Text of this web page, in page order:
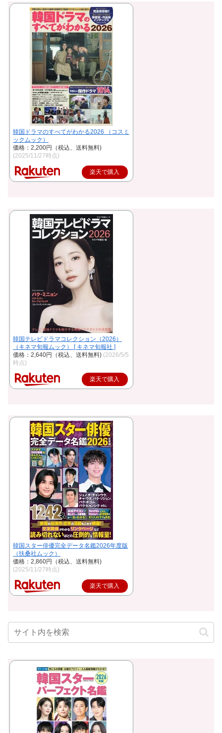
韓国ドラマのすべてがわかる2026 （コスミ
ックムック）
価格：2,200円（税込、送料無料)
(2025/11/27時点)
楽天で購入
韓国テレビドラマコレクション（2026）
（キネマ旬報ムック） [ キネマ旬報社 ]
価格：2,640円（税込、送料無料) (2026/5/5
時点)
楽天で購入
韓国スター俳優完全データ名鑑2026年度版
（扶桑社ムック）
価格：2,860円（税込、送料無料)
(2025/11/27時点)
楽天で購入